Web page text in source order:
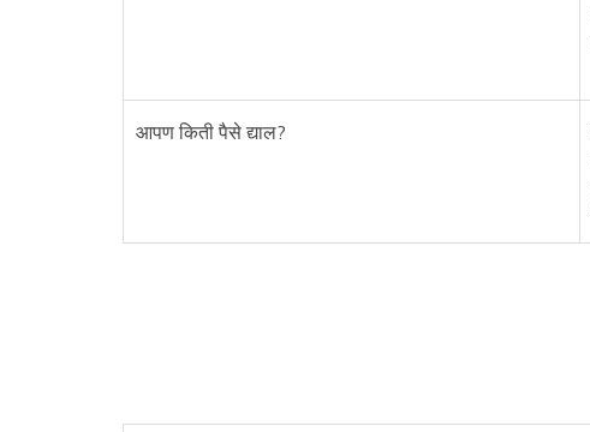
आपण किती पैसे द्याल?